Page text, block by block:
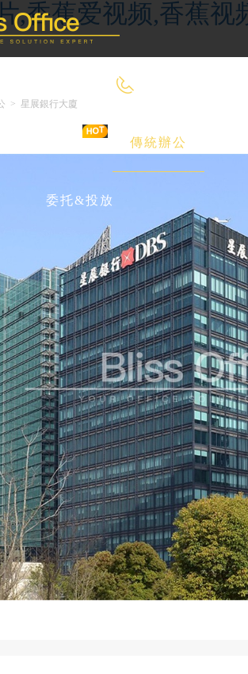
,香蕉爱视频,香蕉视
傳統辦公
委托&投放
> 星展銀行大廈